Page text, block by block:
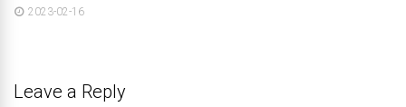
2023-02-16
Leave a Reply